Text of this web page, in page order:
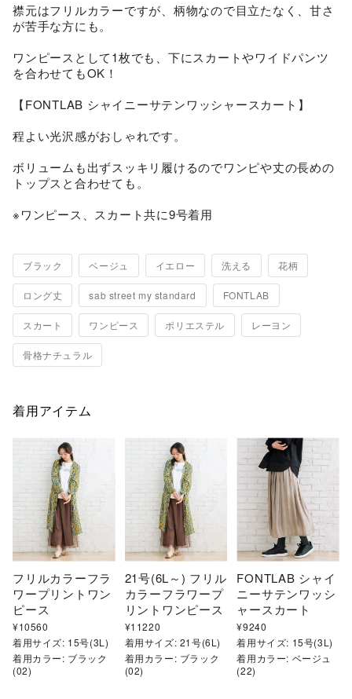
襟元はフリルカラーですが、柄物なので目立たなく、甘さ
が苦手な方にも。
ワンピースとして1枚でも、下にスカートやワイドパンツ
を合わせてもOK！
【FONTLAB シャイニーサテンワッシャースカート】
程よい光沢感がおしゃれです。
ボリュームも出ずスッキリ履けるのでワンピや丈の長めの
トップスと合わせても。
ブラック ベージュ イエロー 洗える 花柄
ロング丈 sab street my standard FONTLAB
スカート ワンピース ポリエステル レーヨン
骨格ナチュラル
着用アイテム
フリルカラーフラ
ワープリントワン
ピース
¥10560
着用サイズ: 15号(3L)
着用カラー: ブラック
(02)
21号(6L～) フリル
カラーフラワープ
リントワンピース
¥11220
着用サイズ: 21号(6L)
着用カラー: ブラック
(02)
FONTLAB シャイ
ニーサテンワッシ
ャースカート
¥9240
着用サイズ: 15号(3L)
着用カラー: ベージュ
(22)